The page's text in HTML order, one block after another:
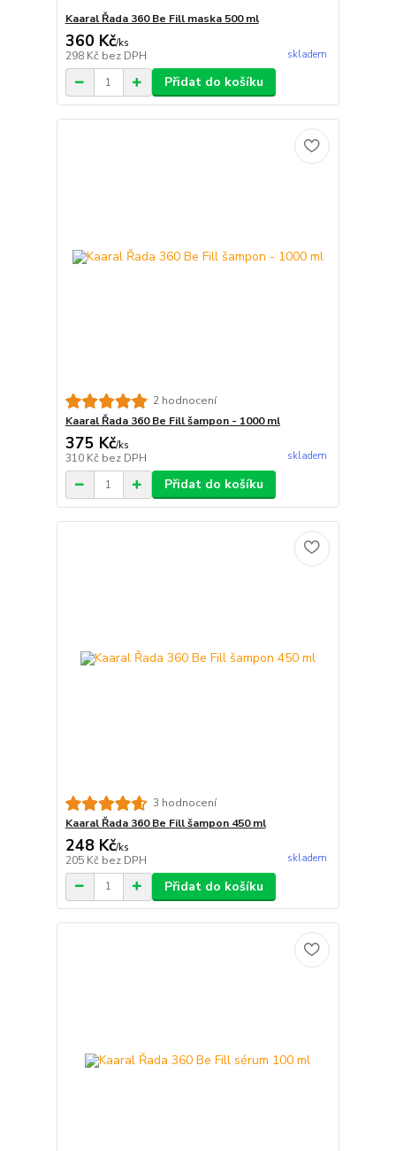
Kaaral Řada 360 Be Fill maska 500 ml
360 Kč/ks
298 Kč bez DPH skladem
Přidat do košíku
2 hodnocení
Kaaral Řada 360 Be Fill šampon - 1000 ml
375 Kč/ks
310 Kč bez DPH skladem
Přidat do košíku
3 hodnocení
Kaaral Řada 360 Be Fill šampon 450 ml
248 Kč/ks
205 Kč bez DPH skladem
Přidat do košíku